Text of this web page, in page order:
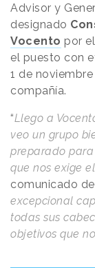
Advisor y
designado
Vocento por
el puesto con
1 de
compañía.
“Llego a
veo un grupo
preparado
que nos exige
comunicado de
excepcional
todas sus
objetivos que